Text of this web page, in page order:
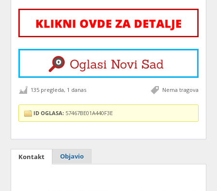
Nema tragova
135 pregleda, 1 danas
ID OGLASA: 57467BE01A440F3E
Kontakt Objavio